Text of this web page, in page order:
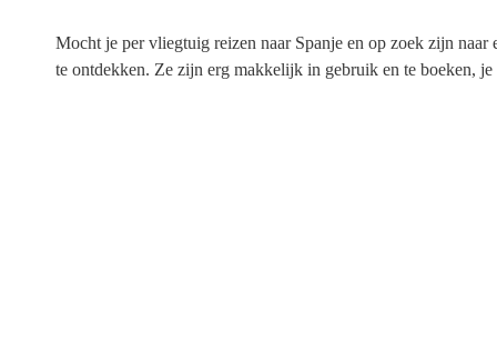
Mocht je per vliegtuig reizen naar Spanje en op zoek zijn naar
te ontdekken. Ze zijn erg makkelijk in gebruik en te boeken,